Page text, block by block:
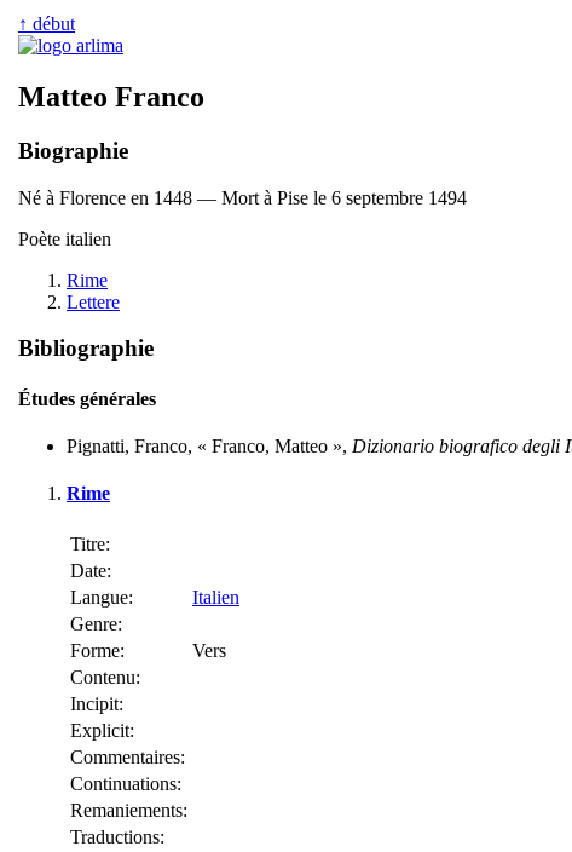
↑ début
Matteo Franco
Biographie
Né à Florence en 1448 — Mort à Pise le 6 septembre 1494
Poète italien
Rime
Lettere
Bibliographie
Études générales
Pignatti, Franco, « Franco, Matteo », Dizionario biografico degli
Rime
Titre:
Date:
Langue:
Italien
Genre:
Forme:
Vers
Contenu:
Incipit:
Explicit:
Commentaires:
Continuations:
Remaniements:
Traductions: